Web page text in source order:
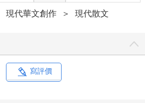
現代華文創作 ＞ 現代散文
寫評價